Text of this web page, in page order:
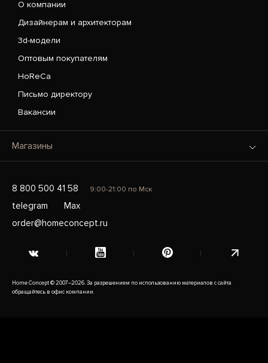
О компании
Дизайнерам и архитекторам
3d-модели
Оптовым покупателям
HoReCa
Письмо директору
Вакансии
Магазины
8 800 500 41 58 9:00-21:00 по Мск
telegram
Max
order@homeconcept.ru
Home Concept © 2007–2026. За разрешением по использованию материалов с сайта
обращайтесь в офис компании.